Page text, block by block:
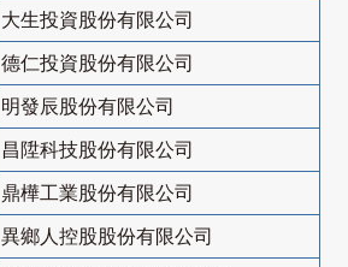
大生投資股份有限公司
德仁投資股份有限公司
明發辰股份有限公司
昌陞科技股份有限公司
鼎樺工業股份有限公司
異鄉人控股股份有限公司